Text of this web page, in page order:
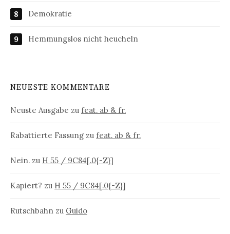
Demokratie
Hemmungslos nicht heucheln
NEUESTE KOMMENTARE
Neuste Ausgabe zu feat. ab & fr.
Rabattierte Fassung zu feat. ab & fr.
Nein. zu H 55 / 9C84[.0{-Z}]
Kapiert? zu H 55 / 9C84[.0{-Z}]
Rutschbahn zu Guido